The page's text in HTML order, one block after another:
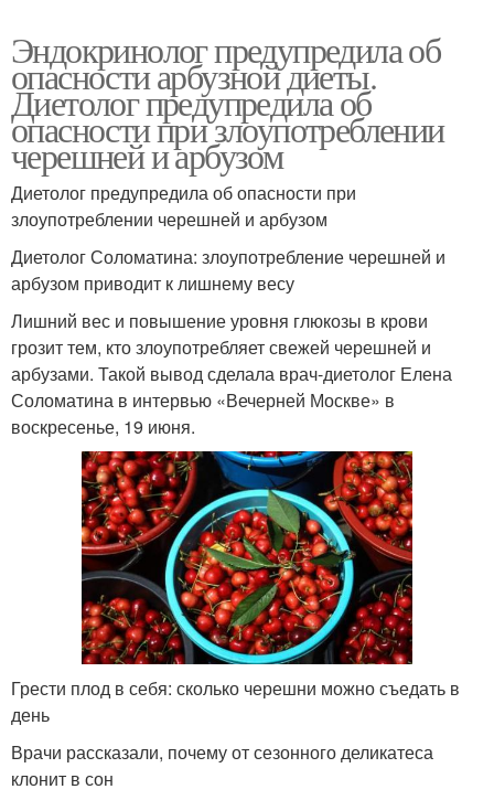
Эндокринолог предупредила об
опасности арбузной диеты.
Диетолог предупредила об
опасности при злоупотреблении
черешней и арбузом
Диетолог предупредила об опасности при
злоупотреблении черешней и арбузом
Диетолог Соломатина: злоупотребление черешней и
арбузом приводит к лишнему весу
Лишний вес и повышение уровня глюкозы в крови
грозит тем, кто злоупотребляет свежей черешней и
арбузами. Такой вывод сделала врач-диетолог Елена
Соломатина в интервью «Вечерней Москве» в
воскресенье, 19 июня.
Грести плод в себя: сколько черешни можно съедать в
день
Врачи рассказали, почему от сезонного деликатеса
клонит в сон